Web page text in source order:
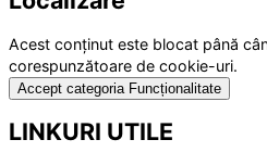
Acest conținut este blocat până
corespunzătoare de cookie-uri.
Accept categoria Funcționalitate
LINKURI UTILE